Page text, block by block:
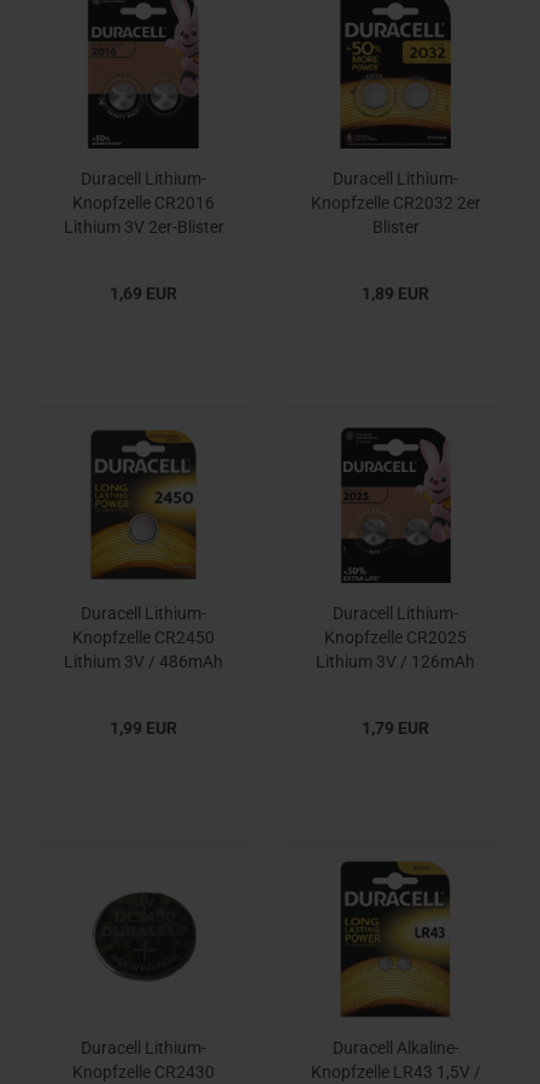
Duracell Lithium-
Knopfzelle CR2016
Lithium 3V 2er-Blister
1,69 EUR
Duracell Lithium-
Knopfzelle CR2032 2er
Blister
1,89 EUR
Duracell Lithium-
Knopfzelle CR2450
Lithium 3V / 486mAh
1,99 EUR
Duracell Lithium-
Knopfzelle CR2025
Lithium 3V / 126mAh
1,79 EUR
Duracell Lithium-
Knopfzelle CR2430
Duracell Alkaline-
Knopfzelle LR43 1,5V /